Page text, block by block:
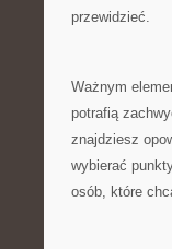
przewidzieć.
Ważnym
potrafią
znajdziesz
wybierać
osób, które